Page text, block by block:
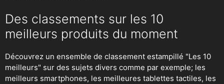
Des classements sur les 10
meilleurs produits du moment
Découvrez un ensemble de classement estampillé "Les 10
meilleurs" sur des sujets divers comme par exemple; les
meilleurs smartphones, les meilleures tablettes tactiles, les